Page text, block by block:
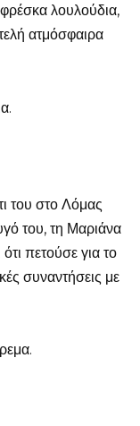
λουλούδια,
ατμόσφαιρα
του στο Λόμας
του, τη Μαριάνα
πετούσε για το
συναντήσεις με